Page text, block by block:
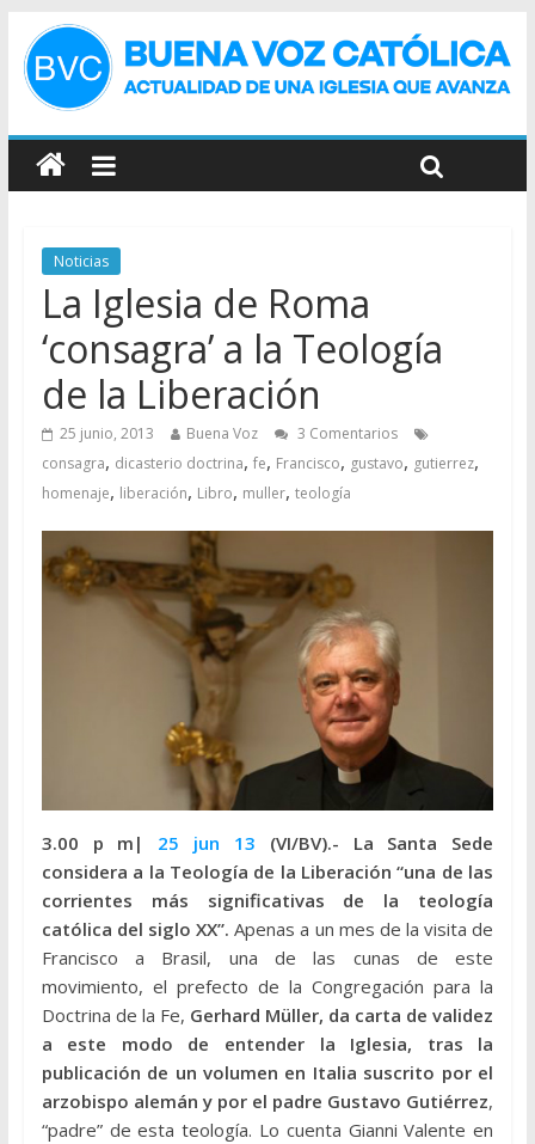
Noticias
La Iglesia de Roma
‘consagra’ a la Teología
de la Liberación
25 junio, 2013 Buena Voz
3 Comentarios
consagra, dicasterio doctrina, fe, Francisco, gustavo, gutierrez,
homenaje, liberación, Libro, muller, teología
3.00 p m| 25 jun 13 (VI/BV).- La Santa Sede
considera a la Teología de la Liberación “una de las
corrientes más significativas de la teología
católica del siglo XX”. Apenas a un mes de la visita de
Francisco a Brasil, una de las cunas de este
movimiento, el prefecto de la Congregación para la
Doctrina de la Fe, Gerhard Müller, da carta de validez
a este modo de entender la Iglesia, tras la
publicación de un volumen en Italia suscrito por el
arzobispo alemán y por el padre Gustavo Gutiérrez,
“padre” de esta teología. Lo cuenta Gianni Valente en